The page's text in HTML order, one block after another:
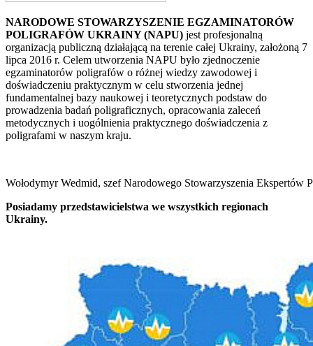
NARODOWE STOWARZYSZENIE EGZAMINATORÓW
POLIGRAFÓW UKRAINY (NAPU) jest profesjonalną
organizacją publiczną działającą na terenie całej Ukrainy, założoną 7
lipca 2016 r. Celem utworzenia NAPU było zjednoczenie
egzaminatorów poligrafów o różnej wiedzy zawodowej i
doświadczeniu praktycznym w celu stworzenia jednej
fundamentalnej bazy naukowej i teoretycznych podstaw do
prowadzenia badań poligraficznych, opracowania zaleceń
metodycznych i uogólnienia praktycznego doświadczenia z
poligrafami w naszym kraju.
Wołodymyr Wedmid, szef Narodowego Stowarzyszenia
Posiadamy przedstawicielstwa we wszystkich regionach
Ukrainy.